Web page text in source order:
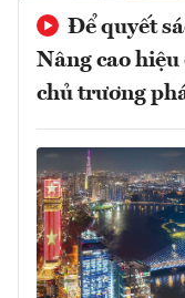
Để quyết
Nâng cao hiệu
chủ trương